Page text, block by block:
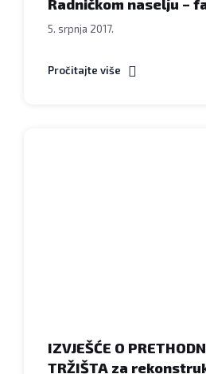
Radničkom naselju –
5. srpnja 2017.
Pročitajte više
IZVJEŠĆE O
TRŽIŠTA za